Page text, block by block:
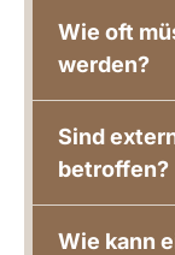
Wie oft
werden?
Sind
betroffen?
Wie kann